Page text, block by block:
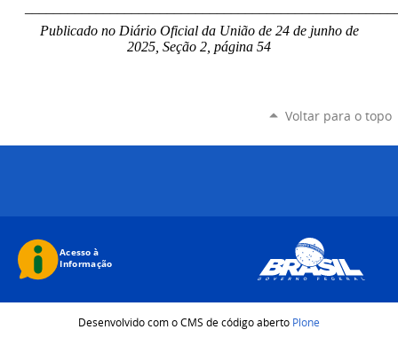
Publicado no Diário Oficial da União de 24 de junhode
2025, Seção 2, página 54
Voltar para o topo
Desenvolvido com o CMS de código aberto Plone